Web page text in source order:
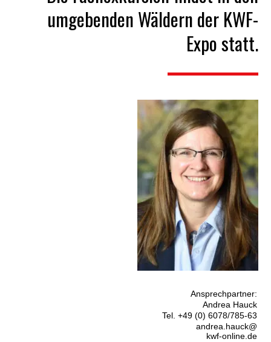
umgebenden Wäldern der KWF-
Expo statt.
Ansprechpartner:
Andrea Hauck
Tel. +49 (0) 6078/785-63
andrea.hauck@
kwf-online.de